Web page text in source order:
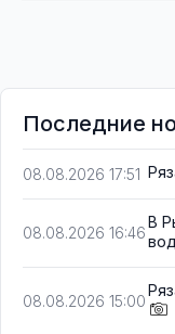
Последние
08.08.2026 17:51
08.08.2026 16:46
В
08.08.2026 15:00